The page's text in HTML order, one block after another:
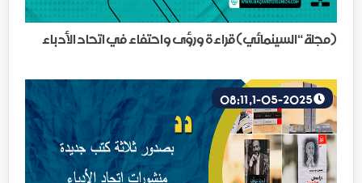
(مجلة “السينمائي)قراءة ورؤى واحتفاء في اتحاد الأدباء